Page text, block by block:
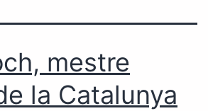
mestre
la Catalunya